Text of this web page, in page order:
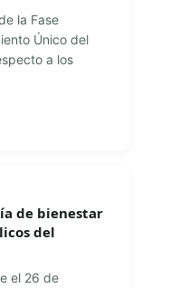
la Fase
Único del
a los
de bienestar
del
el 26 de